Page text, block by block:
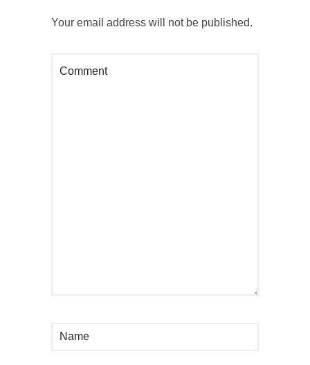
Your email address will not be published.